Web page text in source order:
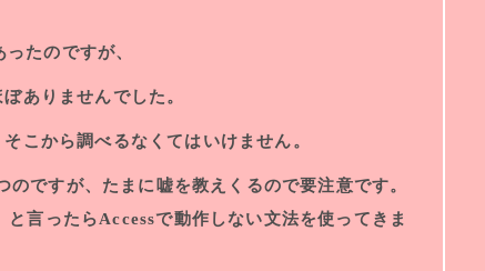
たのですが、
ありませんでした。
こから調べるなくてはいけません。
ですが、たまに嘘を教えくるので要注意です。
ったらAccessで動作しない文法を使ってきま